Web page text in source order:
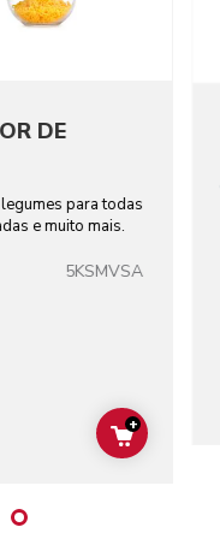
DE
para todas
e muito mais.
5KSMVSA
ADD TO
+